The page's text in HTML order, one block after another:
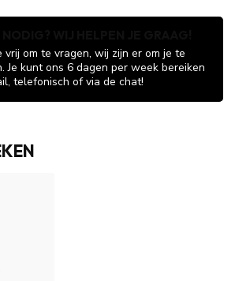
vrij om te vragen, wij zijn er om je te
Je kunt ons 6 dagen per week bereiken
telefonisch of via de chat!